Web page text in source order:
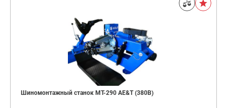
Шиномонтажный станок MT-290 AE&T (380В)